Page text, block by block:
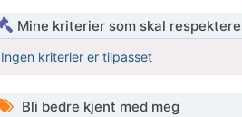
Mine kriterier som skal
Ingen kriterier er tilpasset
Bli bedre kjent med meg